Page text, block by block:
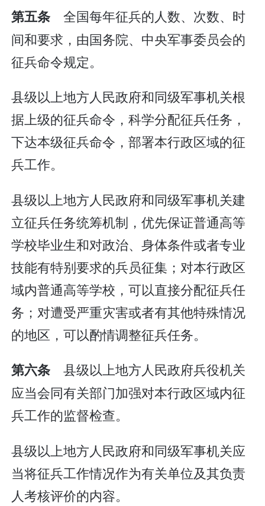
第五条 全国每年征兵的人数、次数、时
间和要求，由国务院、中央军事委员会的
征兵命令规定。
县级以上地方人民政府和同级军事机关根
据上级的征兵命令，科学分配征兵任务，
下达本级征兵命令，部署本行政区域的征
兵工作。
县级以上地方人民政府和同级军事机关建
立征兵任务统筹机制，优先保证普通高等
学校毕业生和对政治、身体条件或者专业
技能有特别要求的兵员征集；对本行政区
域内普通高等学校，可以直接分配征兵任
务；对遭受严重灾害或者有其他特殊情况
的地区，可以酌情调整征兵任务。
第六条 县级以上地方人民政府兵役机关
应当会同有关部门加强对本行政区域内征
兵工作的监督检查。
县级以上地方人民政府和同级军事机关应
当将征兵工作情况作为有关单位及其负责
人考核评价的内容。